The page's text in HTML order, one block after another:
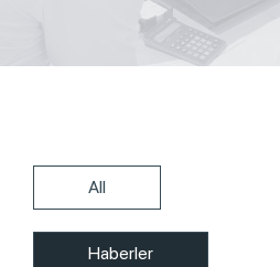
All
Haberler